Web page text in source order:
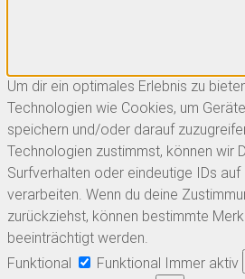
Um dir ein optimales Erlebnis zu
Technologien wie Cookies, um
speichern und/oder darauf
Technologien zustimmst, können wir
Surfverhalten oder eindeutige IDs
verarbeiten. Wenn du deine
zurückziehst, können bestimmte
beeinträchtigt werden.
Funktional
Funktional
Immer aktiv